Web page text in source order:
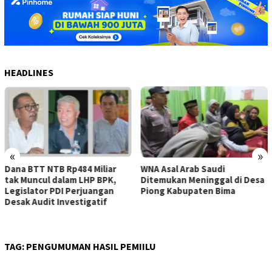
HEADLINES
« »
WNA Asal Arab Saudi
Ditemukan Meninggal di Desa
Piong Kabupaten Bima
Sejumlah Pekerja Dapur MBG
di Kabupaten Bima Dilaporkan
Positif Hepatitis, Puskesmas
TAG: PENGUMUMAN HASIL PEMIILU